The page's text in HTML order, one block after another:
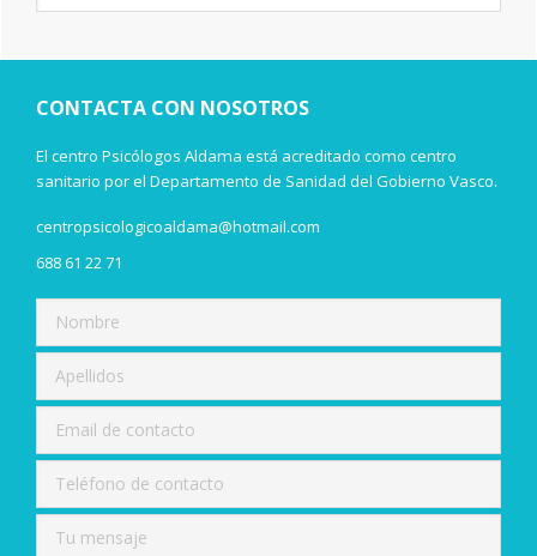
lateral
principal
esta
CONTACTA CON NOSOTROS
El centro Psicólogos Aldama está acreditado como centro
sanitario por el Departamento de Sanidad del Gobierno Vasco.
centropsicologicoaldama@hotmail.com
688 61 22 71